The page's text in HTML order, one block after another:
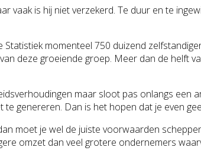
vaak is hij niet verzekerd. Te duur en te
momenteel 750 duizend
deze groeiende groep. Meer dan de helft
ngen maar sloot pas onlangs een
genereren. Dan is het hopen dat je even
moet je wel de juiste voorwaarden
omzet dan veel grotere ondernemers